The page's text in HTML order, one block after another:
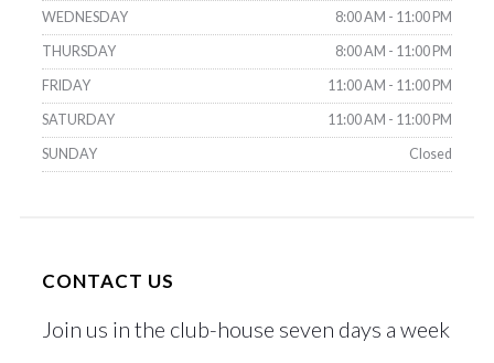
WEDNESDAY 8:00 AM - 11:00 PM
THURSDAY 8:00 AM - 11:00 PM
FRIDAY 11:00 AM - 11:00 PM
SATURDAY 11:00 AM - 11:00 PM
SUNDAY Closed
CONTACT US
Join us in the club-house seven days a week